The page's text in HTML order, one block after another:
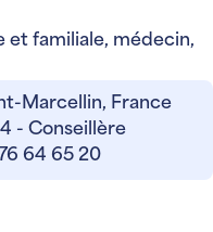
et familiale, médecin,
Marcellin, France
- Conseillère
64 65 20